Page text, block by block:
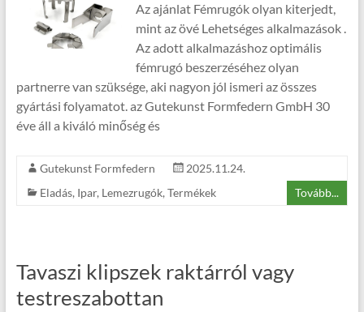
Az ajánlat Fémrugók olyan kiterjedt,
mint az övé Lehetséges alkalmazások .
Az adott alkalmazáshoz optimális
fémrugó beszerzéséhez olyan
partnerre van szüksége, aki nagyon jól ismeri az összes
gyártási folyamatot. az Gutekunst Formfedern GmbH 30
éve áll a kiváló minőség és
Gutekunst Formfedern
2025.11.24.
Eladás, Ipar, Lemezrugók, Termékek Tovább...
Tavaszi klipszek raktárról vagy
testreszabottan